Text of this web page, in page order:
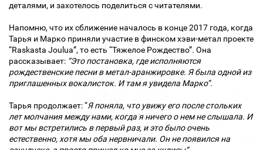
деталями, и захотелось поделиться с читателями.
Напомню, что их сближение началось в конце 2017 года, когда
Тарья и Марко приняли участие в финском хэви-метал проекте
“Raskasta Joulua”, то есть “Тяжелое Рождество”. Она
рассказывает: “Это постановка, где исполняются
рождественские песни в метал-аранжировке. Я была одной из
приглашенных вокалисток. И там я увидела Марко”.
Тарья продолжает: “Я поняла, что увижу его после стольких
лет молчания между нами, когда я ничего о нем не слышала. И
вот мы встретились в первый раз, и это было очень
естественно, хотя мы оба нервничали. Он не появился на